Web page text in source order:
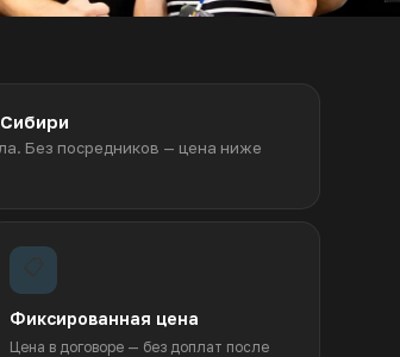
Без посредников — цена ниже
Фиксированная цена
Цена в договоре — без доплат после